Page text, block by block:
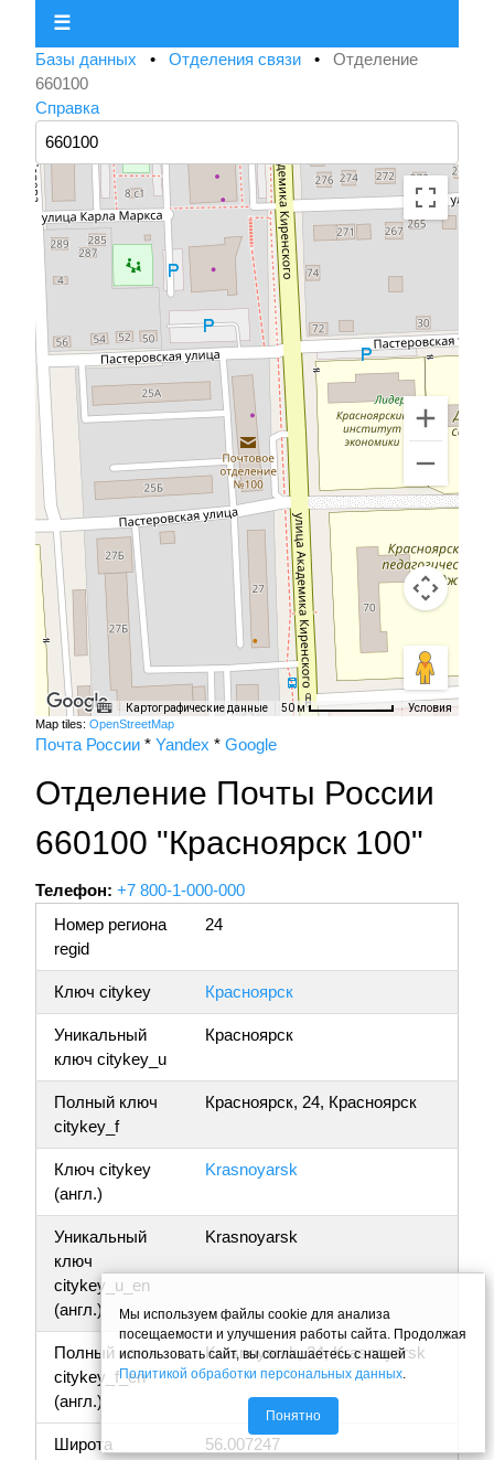
☰
Базы данных • Отделения связи • Отделение
660100
Справка
Картографические данные 50 м Условия
Map tiles: OpenStreetMap
Почта России * Yandex * Google
Отделение Почты России
660100 "Красноярск 100"
Телефон: +7 800-1-000-000
Номер региона
regid
24
Ключ citykey Красноярск
Уникальный
ключ citykey_u
Красноярск
Полный ключ
citykey_f
Красноярск, 24, Красноярск
Ключ citykey
(англ.)
Krasnoyarsk
Уникальный
ключ
citykey_u_en
(англ.)
Krasnoyarsk
Полный ключ
citykey_f_en
(англ.)
Krasnoyarsk, 24, Krasnoyarsk
Широта 56.007247
Мы используем файлы cookie для анализа
посещаемости и улучшения работы сайта. Продолжая
использовать сайт, вы соглашаетесь с нашей
Политикой обработки персональных данных.
Понятно